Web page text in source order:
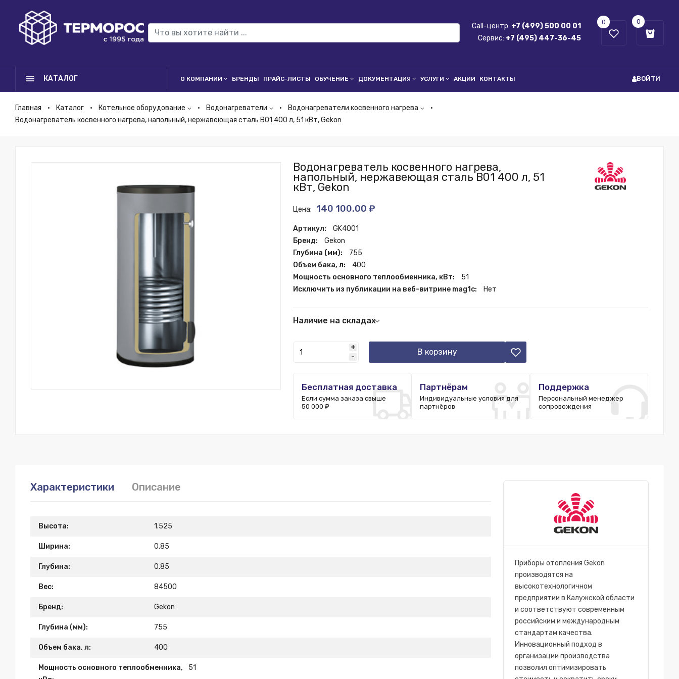
Call-центр: +7 (499) 500 00 01
Сервис: +7 (495) 447-36-45
0 0
КАТАЛОГ О КОМПАНИИ БРЕНДЫ ПРАЙС-ЛИСТЫ ОБУЧЕНИЕ ДОКУМЕНТАЦИЯ УСЛУГИ АКЦИИ КОНТАКТЫ ВОЙТИ
Главная Каталог Котельное оборудование Водонагреватели
Водонагреватели косвенного нагрева
Водонагреватель косвенного нагрева, напольный, нержавеющая сталь B01 400 л, 51 кВт, Gekon
Водонагреватель косвенного нагрева,
напольный, нержавеющая сталь B01 400 л, 51
кВт, Gekon
Цена: 140 100.00 ₽
Артикул:
GK4001
Бренд:
Gekon
Глубина (мм):
755
Объем бака, л:
400
Мощность основного теплообменника, кВт:
51
Исключить из публикации на веб-витрине mag1c:
Нет
Наличие на складах
Пятигорск:
Краснодар:1 шт.
+
-
В корзину
Бесплатная доставка
Если сумма заказа свыше
50 000 ₽
Партнёрам
Индивидуальные условия для
партнёров
Поддержка
Персональный менеджер
сопровождения
Характеристики Описание
Высота: 1.525
Ширина: 0.85
Глубина: 0.85
Вес: 84500
Бренд: Gekon
Глубина (мм): 755
Объем бака, л: 400
Мощность основного теплообменника,
51
Приборы отопления Gekon
производятся на
высокотехнологичном
предприятии в Калужской области
и соответствуют современным
российским и международным
стандартам качества.
Инновационный подход в
организации производства
позволил оптимизировать